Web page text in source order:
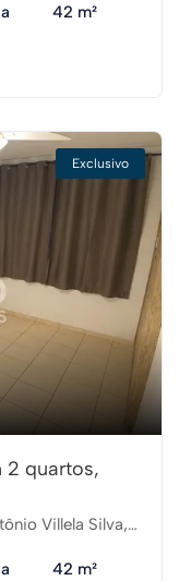
42 m²
Exclusivo
2 quartos,
Silva, Araçatuba-SP
42 m²